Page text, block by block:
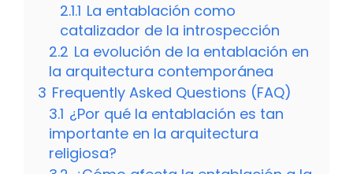
2.1.1 La entablación como
catalizador de la introspección
2.2 La evolución de la entablación en
la arquitectura contemporánea
3 Frequently Asked Questions (FAQ)
3.1 ¿Por qué la entablación es tan
importante en la arquitectura
religiosa?